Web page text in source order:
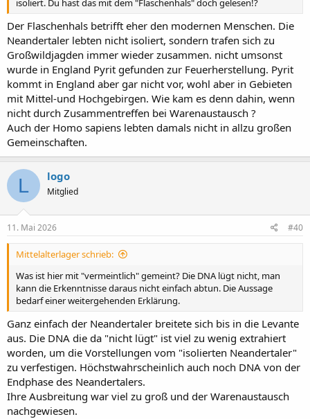
isoliert. Du hast das mit dem "Flaschenhals" doch gelesen!?
Der Flaschenhals betrifft eher den modernen Menschen. Die
Neandertaler lebten nicht isoliert, sondern trafen sich zu
Großwildjagden immer wieder zusammen. nicht umsonst
wurde in England Pyrit gefunden zur Feuerherstellung. Pyrit
kommt in England aber gar nicht vor, wohl aber in Gebieten
mit Mittel-und Hochgebirgen. Wie kam es denn dahin, wenn
nicht durch Zusammentreffen bei Warenaustausch ?
Auch der Homo sapiens lebten damals nicht in allzu großen
Gemeinschaften.
L logo
Mitglied
11. Mai 2026 #40
Mittelalterlager schrieb:
Was ist hier mit "vermeintlich" gemeint? Die DNA lügt nicht, man
kann die Erkenntnisse daraus nicht einfach abtun. Die Aussage
bedarf einer weitergehenden Erklärung.
Ganz einfach der Neandertaler breitete sich bis in die Levante
aus. Die DNA die da "nicht lügt" ist viel zu wenig extrahiert
worden, um die Vorstellungen vom "isolierten Neandertaler"
zu verfestigen. Höchstwahrscheinlich auch noch DNA von der
Endphase des Neandertalers.
Ihre Ausbreitung war viel zu groß und der Warenaustausch
nachgewiesen.